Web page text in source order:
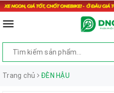
Trang chủ ĐÈN HẬU